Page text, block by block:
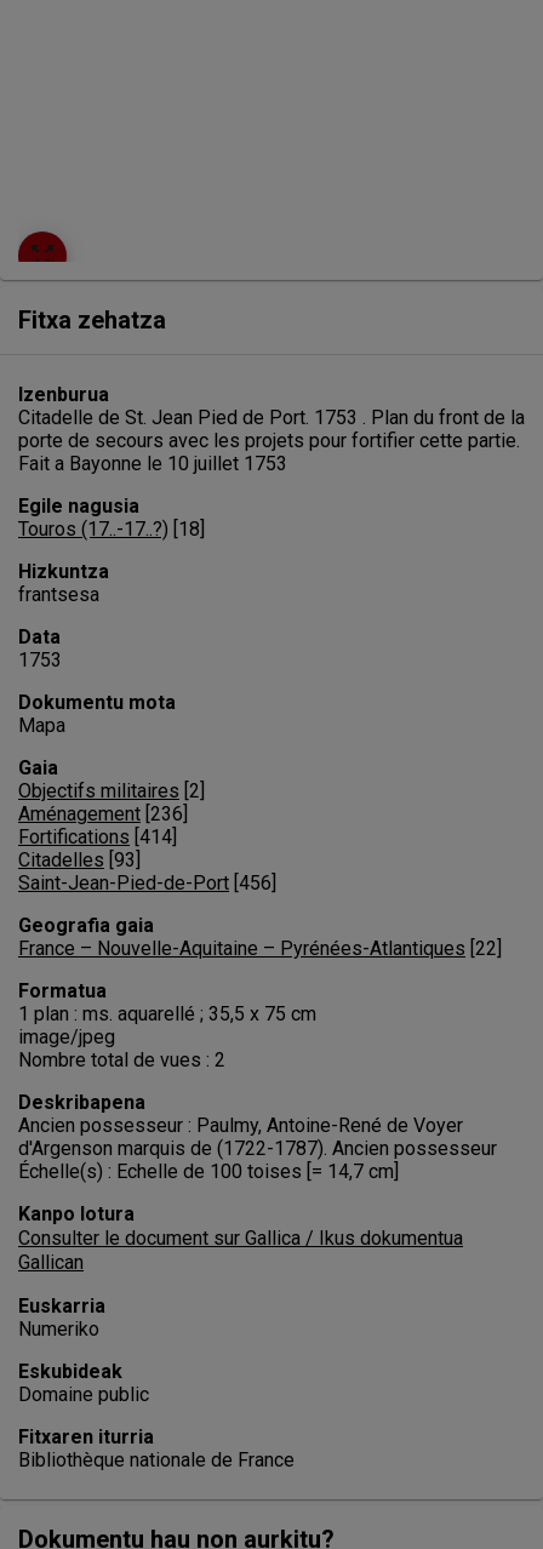
Fait
le
10
juillet
1753
zoom_out_map
Fitxa zehatza
Izenburua
Citadelle de St. Jean Pied de Port. 1753 . Plan du front de la
porte de secours avec les projets pour fortifier cette partie.
Fait a Bayonne le 10 juillet 1753
Egile nagusia
Touros (17..-17..?) 18
Hizkuntza
frantsesa
Data
1753
Dokumentu mota
Mapa
Gaia
Objectifs militaires 2
Aménagement 236
Fortifications 414
Citadelles 93
Saint-Jean-Pied-de-Port 456
Geografia gaia
France – Nouvelle-Aquitaine – Pyrénées-Atlantiques 22
Formatua
1 plan : ms. aquarellé ; 35,5 x 75 cm
image/jpeg
Nombre total de vues : 2
Deskribapena
Ancien possesseur : Paulmy, Antoine-René de Voyer
d'Argenson marquis de (1722-1787). Ancien possesseur
Échelle(s) : Echelle de 100 toises [= 14,7 cm]
Kanpo lotura
Consulter le document sur Gallica / Ikus dokumentua
Gallican
Euskarria
Numeriko
Eskubideak
Domaine public
Fitxaren iturria
Bibliothèque nationale de France
Dokumentu hau non aurkitu?